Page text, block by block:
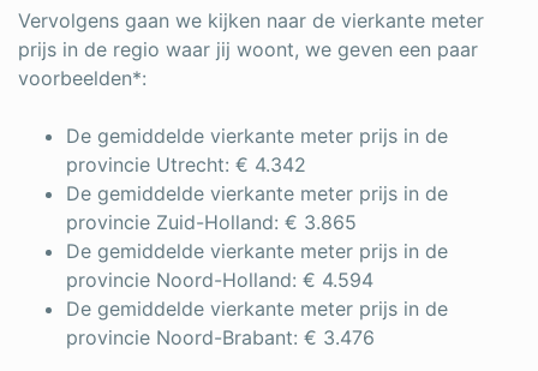
Vervolgens gaan we kijken naar de vierkante meter
prijs in de regio waar jij woont, we geven een paar
voorbeelden*:
De gemiddelde vierkante meter prijs in de
provincie Utrecht: € 4.342
De gemiddelde vierkante meter prijs in de
provincie Zuid-Holland: € 3.865
De gemiddelde vierkante meter prijs in de
provincie Noord-Holland: € 4.594
De gemiddelde vierkante meter prijs in de
provincie Noord-Brabant: € 3.476